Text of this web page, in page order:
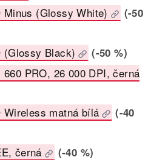
(Glossy White)
(-50
(Glossy Black) (-50 %)
PRO, 26 000 DPI, černá
Wireless matná bílá
(-40
černá (-40 %)